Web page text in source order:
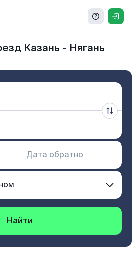
Казань - Нягань
Найти